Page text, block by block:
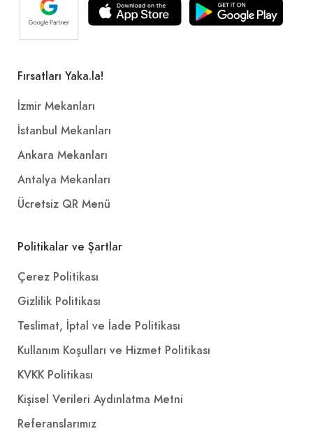
Fırsatları Yaka.la!
İzmir Mekanları
İstanbul Mekanları
Ankara Mekanları
Antalya Mekanları
Ücretsiz QR Menü
Politikalar ve Şartlar
Çerez Politikası
Gizlilik Politikası
Teslimat, İptal ve İade Politikası
Kullanım Koşulları ve Hizmet Politikası
KVKK Politikası
Kişisel Verileri Aydınlatma Metni
Referanslarımız